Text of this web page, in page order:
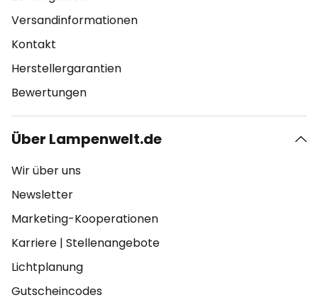
Versandinformationen
Kontakt
Herstellergarantien
Bewertungen
Über Lampenwelt.de
Wir über uns
Newsletter
Marketing-Kooperationen
Karriere | Stellenangebote
Lichtplanung
Gutscheincodes